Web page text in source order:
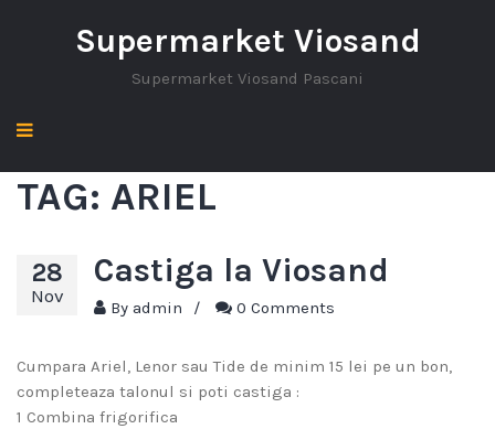
Supermarket Viosand
Supermarket Viosand Pascani
TAG: ARIEL
28
Nov
Castiga la Viosand
By admin / 0 Comments
Cumpara Ariel, Lenor sau Tide de minim 15 lei pe un bon,
completeaza talonul si poti castiga :
1 Combina frigorifica